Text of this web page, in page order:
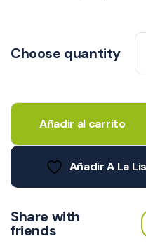
Choose quantity
T-
Añadir al carrito
Añadir A La
Share with
friends